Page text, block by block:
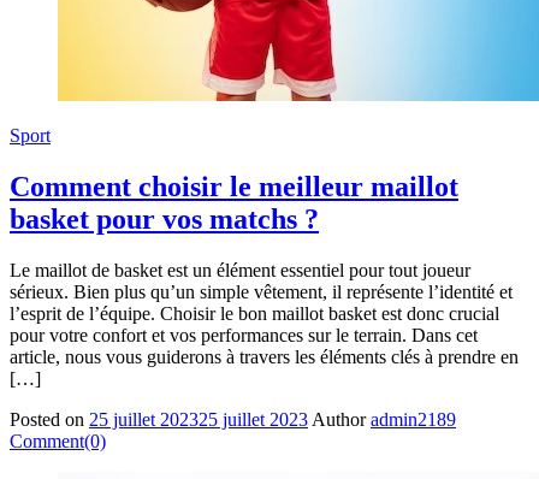
Sport
Comment choisir le meilleur maillot
basket pour vos matchs ?
Le maillot de basket est un élément essentiel pour tout joueur
sérieux. Bien plus qu’un simple vêtement, il représente l’identité et
l’esprit de l’équipe. Choisir le bon maillot basket est donc crucial
pour votre confort et vos performances sur le terrain. Dans cet
article, nous vous guiderons à travers les éléments clés à prendre en
[…]
Posted on 25 juillet 202325 juillet 2023 Author admin2189
Comment(0)